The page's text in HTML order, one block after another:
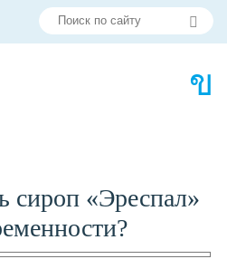
сироп «Эреспал»